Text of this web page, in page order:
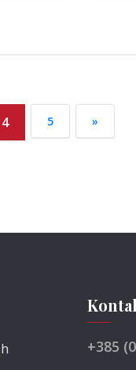
4 5 »
+385